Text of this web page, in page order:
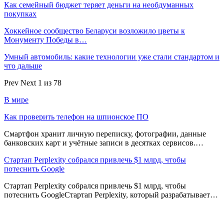
Как семейный бюджет теряет деньги на необдуманных
покупках
Хоккейное сообщество Беларуси возложило цветы к
Монументу Победы в…
Умный автомобиль: какие технологии уже стали стандартом и
что дальше
Prev Next 1 из 78
В мире
Как проверить телефон на шпионское ПО
Смартфон хранит личную переписку, фотографии, данные
банковских карт и учётные записи в десятках сервисов.…
Стартап Perplexity собрался привлечь $1 млрд, чтобы
потеснить Google
Стартап Perplexity собрался привлечь $1 млрд, чтобы
потеснить GoogleСтартап Perplexity, который разрабатывает…